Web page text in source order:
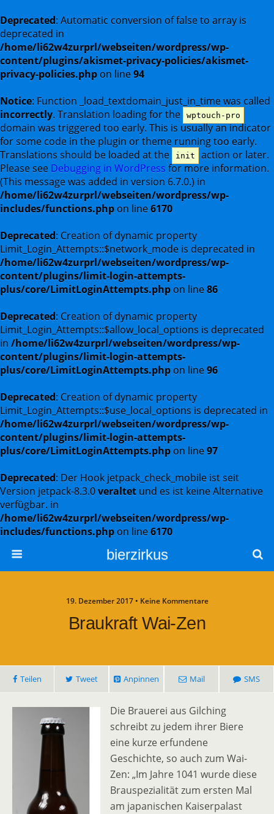
Deprecated: Automatic conversion of false to array is
deprecated in
/home/li62w4zurprl/webseiten/wordpress/wp-
content/plugins/akismet-privacy-policies/akismet-
privacy-policies.php on line94
Notice: Function _load_textdomain_just_in_time was called
incorrectly. Translation loading for the wptouch-pro
domain was triggered too early. This is usually an indicator
for some code in the plugin or theme running too early.
Translations should be loaded at the
init
action or later.
Please see Debugging in WordPress for more information.
(This message was added in version 6.7.0.) in
/home/li62w4zurprl/webseiten/wordpress/wp-
includes/functions.php on line6170
Deprecated: Creation of dynamic property
Limit_Login_Attempts::$network_mode is deprecated in
/home/li62w4zurprl/webseiten/wordpress/wp-
content/plugins/limit-login-attempts-
plus/core/LimitLoginAttempts.php on line86
Deprecated: Creation of dynamic property
Limit_Login_Attempts::$allow_local_options is deprecated
in /home/li62w4zurprl/webseiten/wordpress/wp-
content/plugins/limit-login-attempts-
plus/core/LimitLoginAttempts.php on line96
Deprecated: Creation of dynamic property
Limit_Login_Attempts::$use_local_options is deprecated in
/home/li62w4zurprl/webseiten/wordpress/wp-
content/plugins/limit-login-attempts-
plus/core/LimitLoginAttempts.php on line97
Deprecated: Der Hook jetpack_check_mobile ist seit
Version jetpack-8.3.0veraltet und es ist keine Alternative
verfügbar. in
/home/li62w4zurprl/webseiten/wordpress/wp-
includes/functions.php on line6170
bierzirkus
19. Dezember 2017 • Keine Kommentare
Braukraft Wai-Zen
Teilen Tweet Anpinnen Mail SMS
Die Brauerei aus Gilching
schreibt zu jedem ihrer Biere
eine kurze erfundene
Geschichte, so auch zum Wai-
Zen: „Im Jahre 1041 wurde diese
Brauspezialität zum ersten Mal
am japanischen Kaiserpalast